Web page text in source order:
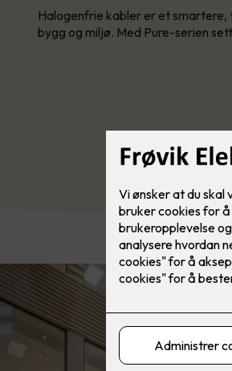
Halogenfrie kabler er et
bygg og miljø. Med Pure-serien